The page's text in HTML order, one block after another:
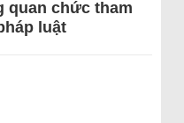
quan chức tham
luật